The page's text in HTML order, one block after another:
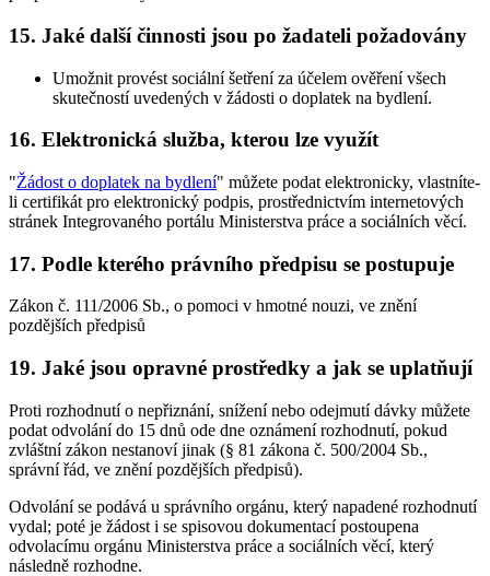
15. Jaké další činnosti jsou po žadateli požadovány
Umožnit provést sociální šetření za účelem ověření všech
skutečností uvedených v žádosti o doplatek na bydlení.
16. Elektronická služba, kterou lze využít
"Žádost o doplatek na bydlení" můžete podat elektronicky, vlastníte-
li certifikát pro elektronický podpis, prostřednictvím internetových
stránek Integrovaného portálu Ministerstva práce a sociálních věcí.
17. Podle kterého právního předpisu se postupuje
Zákon č. 111/2006 Sb., o pomoci v hmotné nouzi, ve znění
pozdějších předpisů
19. Jaké jsou opravné prostředky a jak se uplatňují
Proti rozhodnutí o nepřiznání, snížení nebo odejmutí dávky můžete
podat odvolání do 15 dnů ode dne oznámení rozhodnutí, pokud
zvláštní zákon nestanoví jinak (§ 81 zákona č. 500/2004 Sb.,
správní řád, ve znění pozdějších předpisů).
Odvolání se podává u správního orgánu, který napadené rozhodnutí
vydal; poté je žádost i se spisovou dokumentací postoupena
odvolacímu orgánu Ministerstva práce a sociálních věcí, který
následně rozhodne.